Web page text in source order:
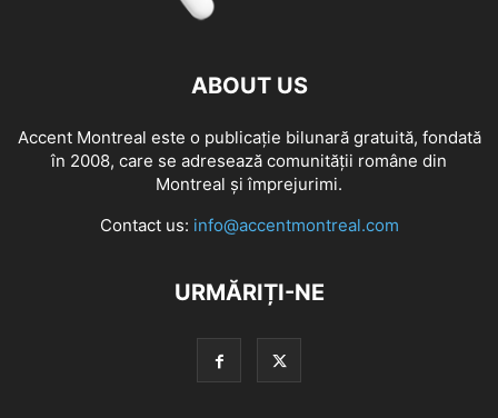
ABOUT US
Accent Montreal este o publicație bilunară gratuită, fondată
în 2008, care se adresează comunităţii române din
Montreal şi împrejurimi.
Contact us: info@accentmontreal.com
URMĂRIȚI-NE